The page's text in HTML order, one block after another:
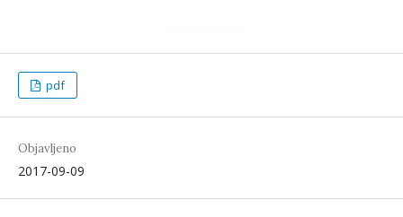
pdf
Objavljeno
2017-09-09